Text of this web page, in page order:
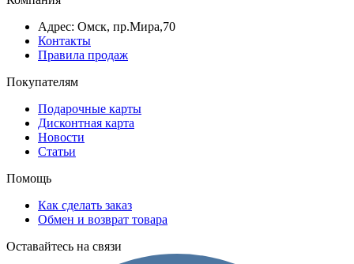
Адрес: Омск, пр.Мира,70
Контакты
Правила продаж
Покупателям
Подарочные карты
Дисконтная карта
Новости
Статьи
Помощь
Как сделать заказ
Обмен и возврат товара
Оставайтесь на связи